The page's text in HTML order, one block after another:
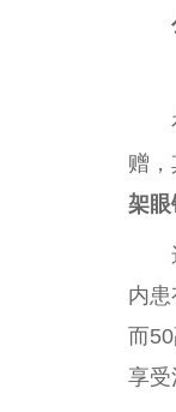
赠，
架眼
内
而
享受